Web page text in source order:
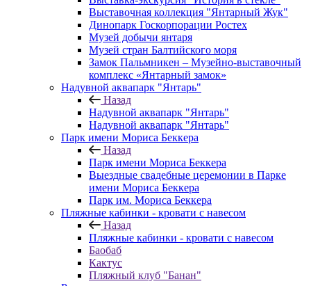
Выставочная коллекция "Янтарный Жук"
Динопарк Госкорпорации Ростех
Музей добычи янтаря
Музей стран Балтийского моря
Замок Пальмникен – Музейно-выставочный
комплекс «Янтарный замок»
Надувной аквапарк "Янтарь"
Назад
Надувной аквапарк "Янтарь"
Надувной аквапарк "Янтарь"
Парк имени Мориса Беккера
Назад
Парк имени Мориса Беккера
Выездные свадебные церемонии в Парке
имени Мориса Беккера
Парк им. Мориса Беккера
Пляжные кабинки - кровати с навесом
Назад
Пляжные кабинки - кровати с навесом
Баобаб
Кактус
Пляжный клуб "Банан"